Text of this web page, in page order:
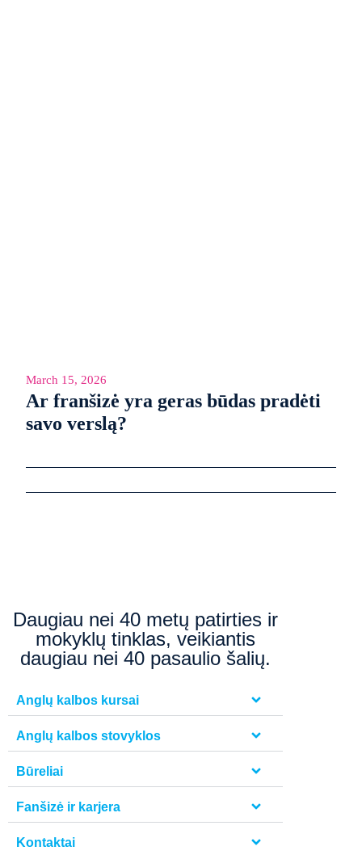
March 15, 2026
Ar franšizė yra geras būdas pradėti
savo verslą?
Daugiau nei 40 metų patirties ir
mokyklų tinklas, veikiantis
daugiau nei 40 pasaulio šalių.
Anglų kalbos kursai
Anglų kalbos stovyklos
Būreliai
Fanšizė ir karjera
Kontaktai